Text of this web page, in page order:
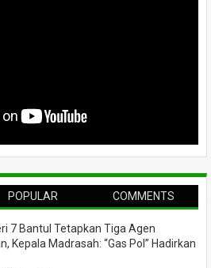
POPULAR COMMENTS
7 Bantul Tetapkan Tiga Agen
Kepala Madrasah: “Gas Pol” Hadirkan